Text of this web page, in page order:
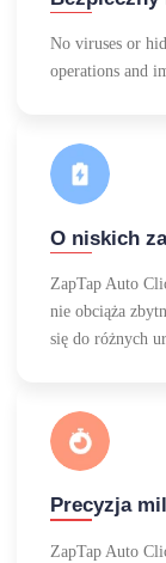
No viruses or
operations and
O niskich
ZapTap Auto
nie obciąża
się do różnych
Precyzja
ZapTap Auto